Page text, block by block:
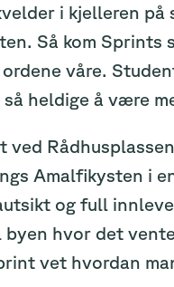
i kjelleren på
Så kom Sprints
våre.
heldige å være
Amalfikysten i
og full
hvor det
vet hvordan